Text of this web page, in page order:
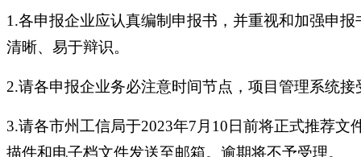
1.各申报企业应认真编制申报书，并重视和加强申
清晰、易于辩识。
2.请各申报企业务必注意时间节点，项目管理系统
3.请各市州工信局于2023年7月10日前将正式推荐
描件和电子档文件发送至邮箱。逾期将不予受理。